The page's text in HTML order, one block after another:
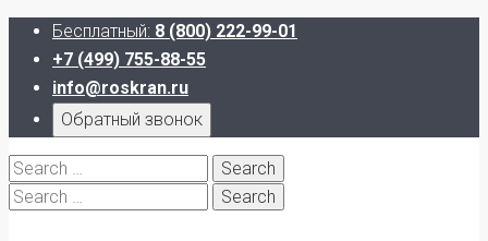
Бесплатный: 8 (800) 222-99-01
+7 (499) 755-88-55
info@roskran.ru
Обратный звонок
Search
for:
Search